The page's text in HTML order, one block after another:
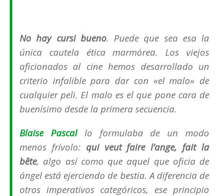
No hay cursi bueno. Puede que sea esa la
única cautela ética marmórea. Los viejos
aficionados al cine hemos desarrollado un
criterio infalible para dar con «el malo» de
cualquier peli. El malo es el que pone cara de
buenísimo desde la primera secuencia.
Blaise Pascallo formulaba de un modo
menos frívolo: qui veut faire l’ange, fait la
bête, algo así como que aquel que oficia de
ángel está ejerciendo de bestia. A diferencia de
otros imperativos categóricos, ese principio